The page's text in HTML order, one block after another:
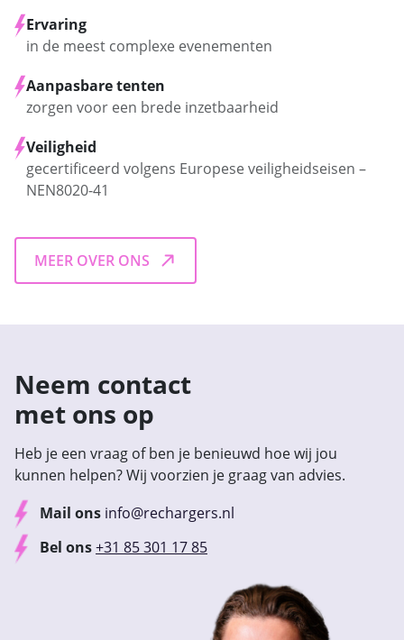
Ervaring
in de meest complexe evenementen
Aanpasbare tenten
zorgen voor een brede inzetbaarheid
Veiligheid
gecertificeerd volgens Europese veiligheidseisen –
NEN8020-41
MEER OVER ONS
Neem contact
met ons op
Heb je een vraag of ben je benieuwd hoe wij jou
kunnen helpen? Wij voorzien je graag van advies.
Mail ons info@rechargers.nl
Bel ons+31 85 301 17 85